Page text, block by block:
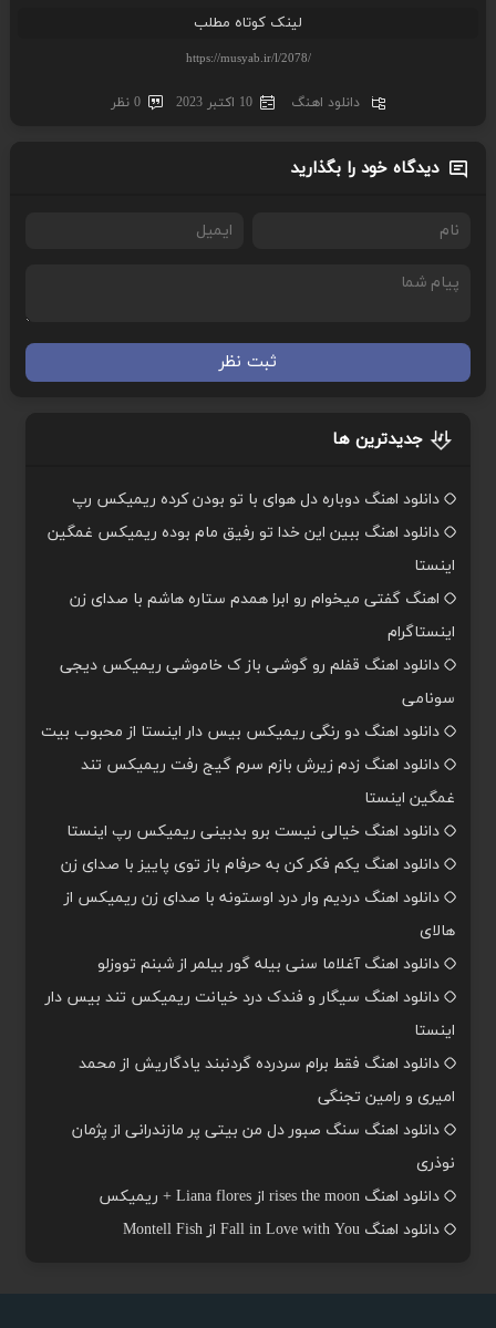
لینک کوتاه مطلب
دانلود اهنگ 10 اکتبر 2023 0 نظر
دیدگاه خود را بگذارید
ثبت نظر
جدیدترین ها
دانلود اهنگ دوباره دل هوای با تو بودن کرده ریمیکس رپ
دانلود اهنگ ببین این خدا تو رفیق مام بوده ریمیکس غمگین
اینستا
اهنگ گفتی میخوام رو ابرا همدم ستاره هاشم با صدای زن
اینستاگرام
دانلود اهنگ قفلم رو گوشی باز ک خاموشی ریمیکس دیجی
سونامی
دانلود اهنگ دو رنگی ریمیکس بیس دار اینستا از محبوب بیت
دانلود اهنگ زدم زیرش بازم سرم گیج رفت ریمیکس تند
غمگین اینستا
دانلود اهنگ خیالی نیست برو بدبینی ریمیکس رپ اینستا
دانلود اهنگ یکم فکر کن به حرفام باز توی پاییز با صدای زن
دانلود اهنگ دردیم وار درد اوستونه با صدای زن ریمیکس از
هالای
دانلود اهنگ آغلاما سنی بیله گور بیلمر از شبنم تووزلو
دانلود اهنگ سیگار و فندک درد خیانت ریمیکس تند بیس دار
اینستا
دانلود اهنگ فقط برام سردرده گردنبند یادگاریش از محمد
امیری و رامین تجنگی
دانلود اهنگ سنگ صبور دل من بیتی پر مازندرانی از پژمان
نوذری
دانلود اهنگ rises the moon از Liana flores + ریمیکس
دانلود اهنگ Fall in Love with You از Montell Fish